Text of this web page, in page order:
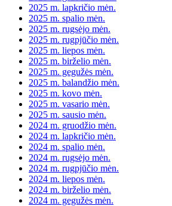
2025 m. lapkričio mėn.
2025 m. spalio mėn.
2025 m. rugsėjo mėn.
2025 m. rugpjūčio mėn.
2025 m. liepos mėn.
2025 m. birželio mėn.
2025 m. gegužės mėn.
2025 m. balandžio mėn.
2025 m. kovo mėn.
2025 m. vasario mėn.
2025 m. sausio mėn.
2024 m. gruodžio mėn.
2024 m. lapkričio mėn.
2024 m. spalio mėn.
2024 m. rugsėjo mėn.
2024 m. rugpjūčio mėn.
2024 m. liepos mėn.
2024 m. birželio mėn.
2024 m. gegužės mėn.